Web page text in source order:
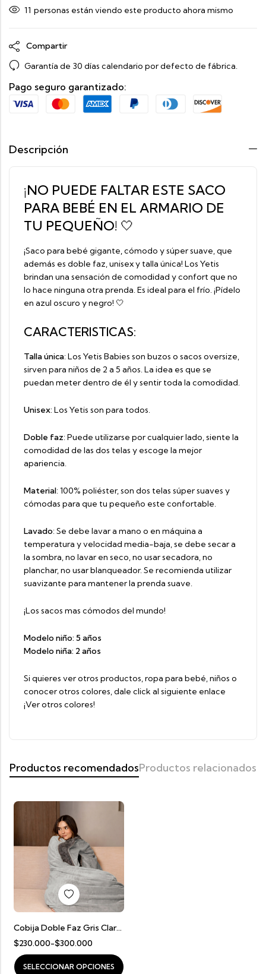
11 personas están viendo este producto ahora mismo
Compartir
Garantía de 30 días calendario por defecto de fábrica.
Pago seguro garantizado:
Descripción
¡NO PUEDE FALTAR ESTE SACO
PARA BEBÉ EN EL ARMARIO DE
TU PEQUEÑO! 🤍
¡Saco para bebé gigante,cómodo y súper suave, que
además es doble faz, unisex y talla única! Los Yetis
brindan una sensación de comodidad y confort que no
lo hace ninguna otra prenda. Es ideal para el frío. ¡Pídelo
en azul oscuro y negro! 🤍
CARACTERISTICAS:
Talla única: Los Yetis Babies son buzos o sacos oversize,
sirven para niños de 2 a 5 años. La idea es que se
puedan meter dentro de él y sentir toda la comodidad.
Unisex: Los Yetis son para todos.
Doble faz: Puede utilizarse por cualquier lado, siente la
comodidad de las dos telas y escoge la mejor
apariencia.
Material: 100% poliéster, son dos telas súper suaves y
cómodas para que tu pequeño este confortable.
Lavado: Se debe lavar a mano o en máquina a
temperatura y velocidad media-baja, se debe secar a
la sombra, no lavar en seco, no usar secadora, no
planchar, no usar blanqueador. Se recomienda utilizar
suavizante para mantener la prenda suave.
¡Los sacos mas cómodos del mundo!
Modelo niño: 5 años
Modelo niña: 2 años
Si quieres ver otros productos, ropa para bebé, niños o
conocer otros colores, dale click al siguiente enlace
¡Ver otros colores!
Productos recomendadosProductos relacionados
Cobija Doble Faz Gris Claro Con Gris Oscuro
$230.000-$300.000
SELECCIONAR OPCIONES